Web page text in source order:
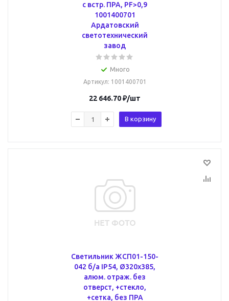
с встр. ПРА, PF>0,9
1001400701
Ардатовский
светотехнический
завод
Много
Артикул: 1001400701
22 646.70₽/шт
В корзину
Светильник ЖСП01-150-
042 б/а IP54, Ø320х385,
алюм. отраж. без
отверст, +стекло,
+сетка, без ПРА